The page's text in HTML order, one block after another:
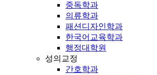
중독학과
의류학과
패션디자인학과
한국어교육학과
행정대학원
성의교정
간호학과